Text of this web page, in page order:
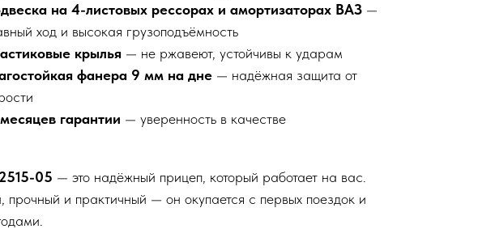
на 4-листовых рессорах и амортизаторах ВАЗ —
ход и высокая грузоподъёмность
крылья — не ржавеют, устойчивы к ударам
фанера 9 мм на дне — надёжная защита от
гарантии — уверенность в качестве
05 — это надёжный прицеп, который работает на вас.
прочный и практичный — он окупается с первых поездок и